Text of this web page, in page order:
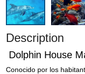
Description
Dolphin House
Conocido por los